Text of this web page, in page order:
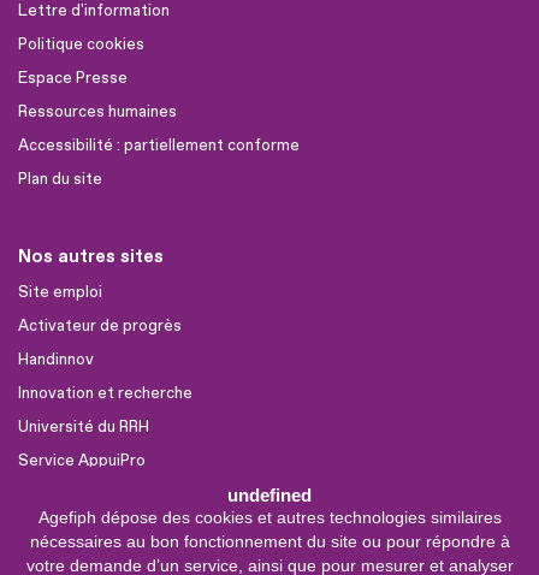
undefined
Agefiph dépose des cookies et autres technologies similaires
nécessaires au bon fonctionnement du site ou pour répondre à
votre demande d’un service, ainsi que pour mesurer et analyser
Lettre d'information
Politique cookies
Espace Presse
Ressources humaines
Accessibilité : partiellement conforme
Plan du site
Nos autres sites
Site emploi
Activateur de progrès
Handinnov
Innovation et recherche
Université du RRH
Service AppuiPro
Nous suivre
Youtube